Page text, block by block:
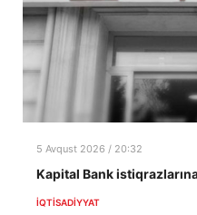
5 Avqust 2026 / 20:32
Kapital Bank
İQTISADIYYAT